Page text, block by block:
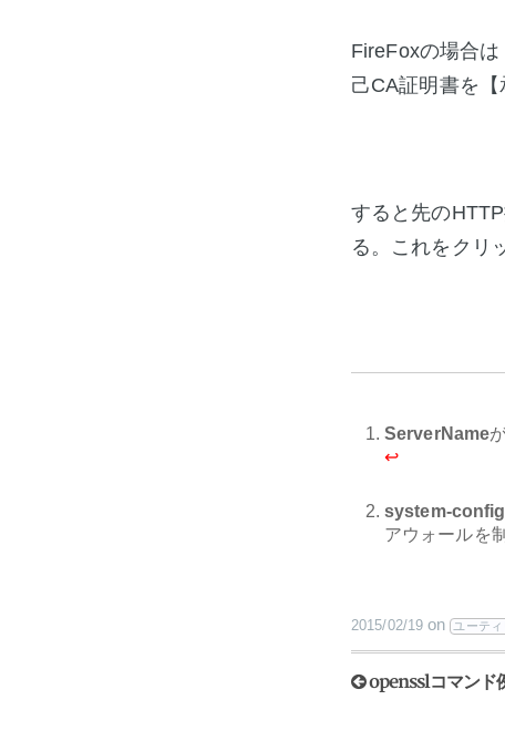
FireFoxの場合
己CA証明書を【
すると先の
る。これをクリ
ServerName
↩
system-
アウォールを
2015/02/19 on ユーティ
opensslコマンド